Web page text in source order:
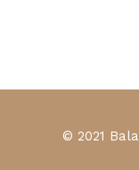
© 2021